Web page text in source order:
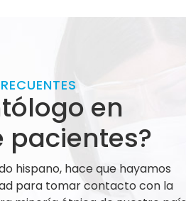
en
pacientes?
hispano, hace que hayamos
para tomar contacto con la